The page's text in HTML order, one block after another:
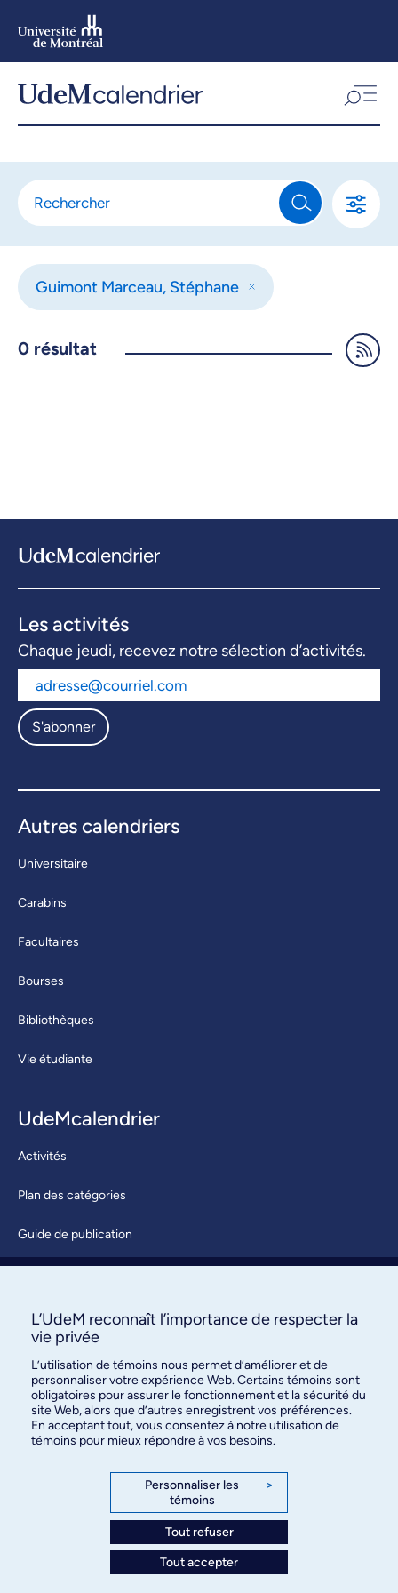
Aller
Guimont Marceau, Stéphane
0 résultat
Les activités
Chaque jeudi, recevez notre sélection d’activités.
S'abonner
Autres calendriers
Universitaire
Carabins
Facultaires
Bourses
Bibliothèques
Vie étudiante
UdeMcalendrier
Activités
Plan des catégories
Guide de publication
À propos / Nous joindre
des relations publiques
3744, rue Jean-Brillant, bureau 490
Montréal (Québec) H3T 1P1
L’UdeM reconnaît l’importance de respecter la
vie privée
L’utilisation de témoins nous permet d’améliorer et de
personnaliser votre expérience Web. Certains témoins sont
obligatoires pour assurer le fonctionnement et la sécurité du
site Web, alors que d’autres enregistrent vos préférences.
En acceptant tout, vous consentez à notre utilisation de
témoins pour mieux répondre à vos besoins.
Personnaliser les
témoins
>
Tout refuser
Tout accepter